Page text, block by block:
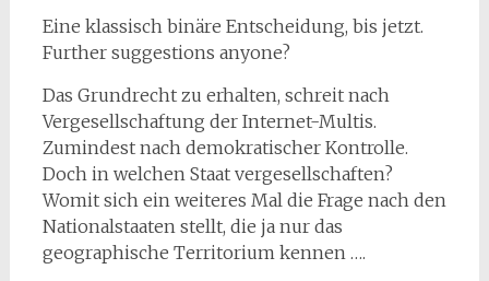
Eine klassisch binäre Entscheidung, bis jetzt.
Further suggestions anyone?
Das Grundrecht zu erhalten, schreit nach
Vergesellschaftung der Internet-Multis.
Zumindest nach demokratischer Kontrolle.
Doch in welchen Staat vergesellschaften?
Womit sich ein weiteres Mal die Frage nach den
Nationalstaaten stellt, die ja nur das
geographische Territorium kennen ….